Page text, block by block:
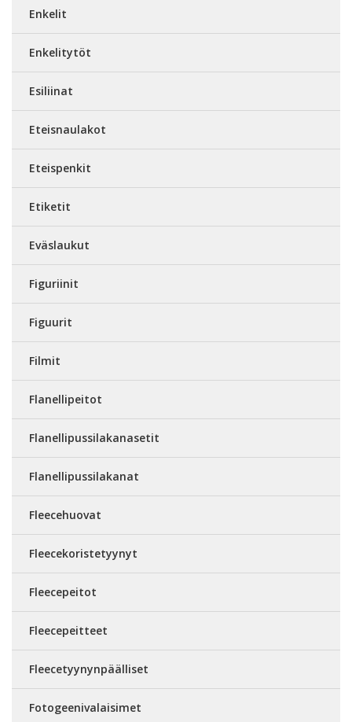
Enkelit
Enkelitytöt
Esiliinat
Eteisnaulakot
Eteispenkit
Etiketit
Eväslaukut
Figuriinit
Figuurit
Filmit
Flanellipeitot
Flanellipussilakanasetit
Flanellipussilakanat
Fleecehuovat
Fleecekoristetyynyt
Fleecepeitot
Fleecepeitteet
Fleecetyynynpäälliset
Fotogeenivalaisimet